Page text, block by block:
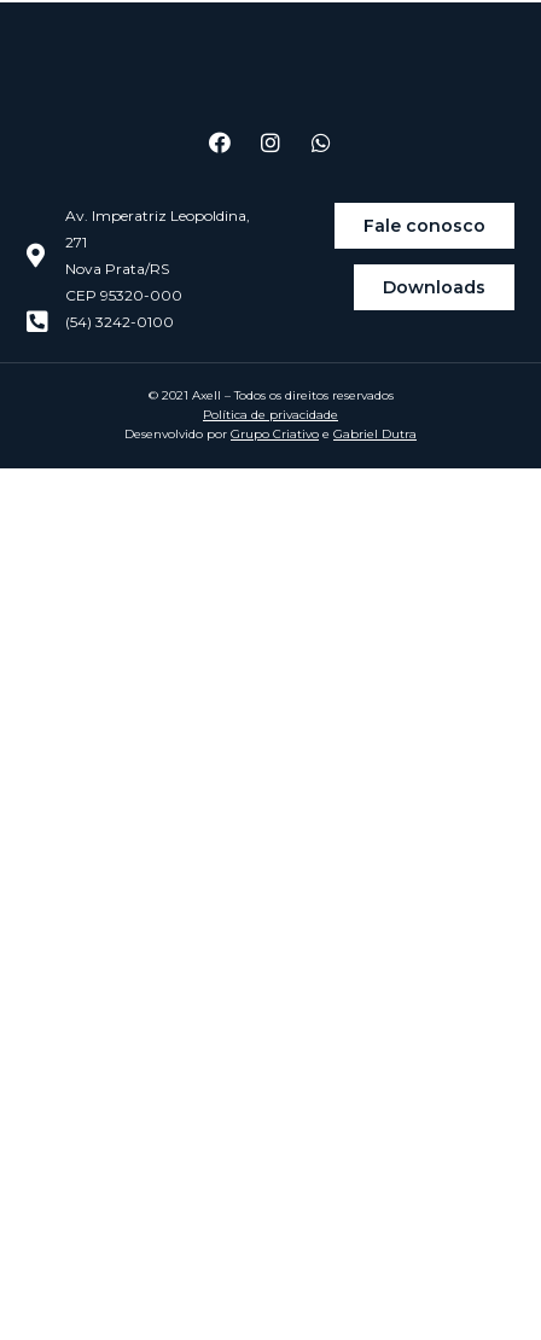
Av. Imperatriz Leopoldina,
271
Nova Prata/RS
CEP 95320-000
(54) 3242-0100
Fale conosco
Downloads
© 2021 Axell – Todos os direitos reservados
Política de privacidade
Desenvolvido por Grupo Criativo e Gabriel Dutra